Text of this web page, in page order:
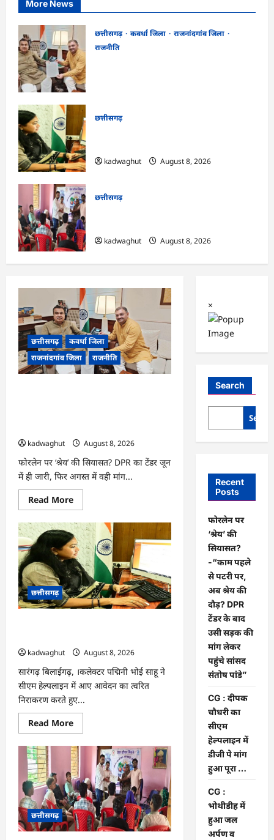
More News
छत्तीसगढ़ कवर्धा जिला
राजनांदगांव जिला
राजनीति
छत्तीसगढ़
kadwaghut
August 8, 2026
छत्तीसगढ़
kadwaghut
August 8, 2026
छत्तीसगढ़
कवर्धा जिला
राजनांदगांव जिला
राजनीति
kadwaghut
August 8, 2026
फोरलेन पर ‘श्रेय’ की सियासत? DPR का टेंडर जून
में ही जारी, फिर अगस्त में वही मांग...
Read MoreRead
more
फोरलेन
पर
‘श्रेय’
की
सियासत?
-“काम
पहले
से
पटरी
पर,
अब
टेंडर
बाद
उसी
सड़क
की
मांग
लेकर
पहुंचे
सांसद
पांडे”
छत्तीसगढ़
kadwaghut
August 8, 2026
सारंगढ़ बिलाईगढ़, ।कलेक्टर पद्मिनी भोई साहू ने
सीएम हेल्पलाइन में आए आवेदन का त्वरित
निराकरण करते हुए...
Read MoreRead
more
CG
:
दीपक
चौधरी
का
सीएम
हेल्पलाइन
में
डीजी
पे
मांग
छत्तीसगढ़
×
Search
Recent
Posts
फोरलेन पर
‘श्रेय’ की
सियासत?
-“काम पहले
से पटरी पर,
अब श्रेय की
दौड़? DPR
टेंडर के बाद
उसी सड़क की
मांग लेकर
पहुंचे सांसद
संतोष पांडे”
CG : दीपक
चौधरी का
सीएम
हेल्पलाइन में
डीजी पे मांग
हुआ पूरा …
CG :
भोथीडीह में
हुआ जल
अर्पण व